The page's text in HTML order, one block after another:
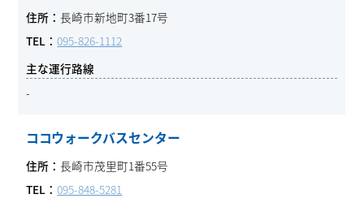
長崎市新地町3番17号
095-826-1112
-
ココウォークバスセンター
長崎市茂里町1番55号
095-848-5281